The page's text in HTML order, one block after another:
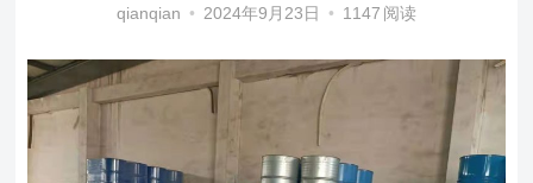
qianqian • 2024年9月23日 • 1147 阅读